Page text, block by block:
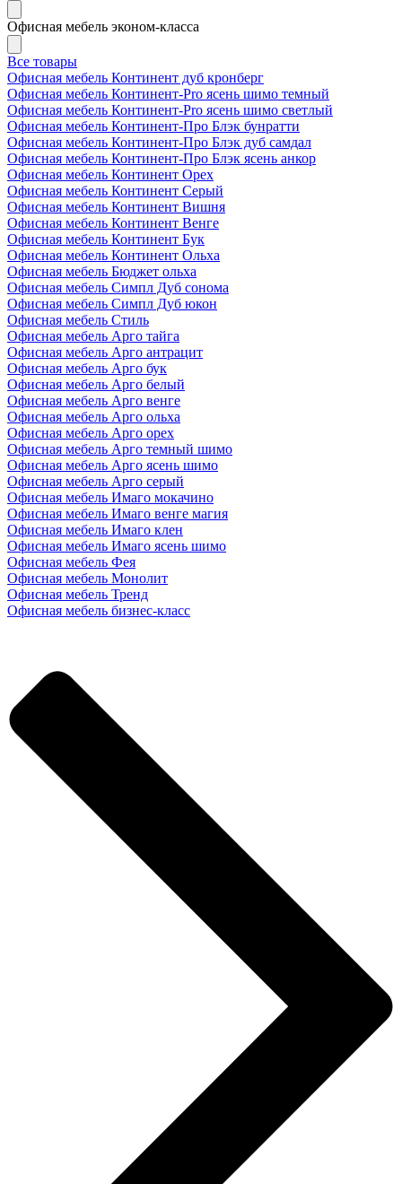
Офисная мебель эконом-класса
Все товары
Офисная мебель Континент дуб кронберг
Офисная мебель Континент-Pro ясень шимо темный
Офисная мебель Континент-Pro ясень шимо светлый
Офисная мебель Континент-Про Блэк бунратти
Офисная мебель Континент-Про Блэк дуб самдал
Офисная мебель Континент-Про Блэк ясень анкор
Офисная мебель Континент Орех
Офисная мебель Континент Серый
Офисная мебель Континент Вишня
Офисная мебель Континент Венге
Офисная мебель Континент Бук
Офисная мебель Континент Ольха
Офисная мебель Бюджет ольха
Офисная мебель Симпл Дуб сонома
Офисная мебель Симпл Дуб юкон
Офисная мебель Стиль
Офисная мебель Арго тайга
Офисная мебель Арго антрацит
Офисная мебель Арго бук
Офисная мебель Арго белый
Офисная мебель Арго венге
Офисная мебель Арго ольха
Офисная мебель Арго орех
Офисная мебель Арго темный шимо
Офисная мебель Арго ясень шимо
Офисная мебель Арго серый
Офисная мебель Имаго мокачино
Офисная мебель Имаго венге магия
Офисная мебель Имаго клен
Офисная мебель Имаго ясень шимо
Офисная мебель Фея
Офисная мебель Монолит
Офисная мебель Тренд
Офисная мебель бизнес-класс